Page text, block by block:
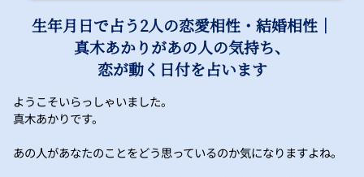
生年月日で占う2人の恋愛相性・結婚相性｜
真木あかりがあの人の気持ち、
恋が動く日付を占います
ようこそいらっしゃいました。
真木あかりです。
あの人があなたのことをどう思っているのか気になりますよね。